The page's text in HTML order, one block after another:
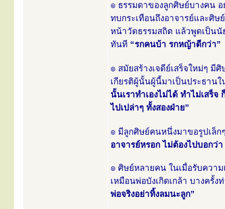
๏ ธรรมดาของลูกศิษย์บางคน
ทบกระเทือนถึงอาจารย์และศิ
หน้าวัดธรรมสถิต แล้วพูดเป็น
ทันที “รกคนบ้า รกหญ้าดีกว่า”
๏ สมัยสร้างเจดีย์เสร็จใหม่ๆ
เกียรติผู้นั้นผู้นี้มาเป็นประธาน
นั้นเราทำเองไม่ได้ ทำไม่เสร็
ไปเปล่าๆ ทั้งสองฝ่าย”
๏ มีลูกศิษย์คนหนึ่งมาขอรูปเล็
อาจารย์หรอก ไม่ต้องไปบอกว่
๏ ศิษย์หลายคน ในเมื่อรับควา
เหมือนพ่อบังเกิดเกล้า บางครั้
พ่อจริงอย่าทิ้งลมนะลูก”